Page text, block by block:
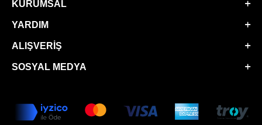
KURUMSAL
YARDIM
ALIŞVERIŞ
SOSYAL MEDYA